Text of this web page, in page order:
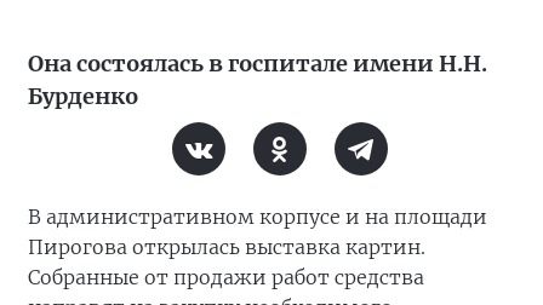
Она состоялась в госпитале имени Н.Н.
Бурденко
В административном корпусе и на площади
Пирогова открылась выставка картин.
Собранные от продажи работ средства